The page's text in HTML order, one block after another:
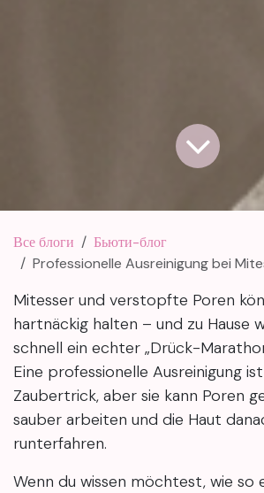
Все блоги
Бьюти-блог
Professionelle Ausreinigung bei Mitessern: Ablauf,
Mitesser und verstopfte Poren
hartnäckig halten – und zu Hause
schnell ein echter „Drück-
Eine professionelle Ausreinigung
Zaubertrick, aber sie kann Poren
sauber arbeiten und die Haut
runterfahren.
Wenn du wissen möchtest, wie so